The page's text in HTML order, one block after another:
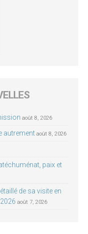
août 8, 2026
autrement août 8, 2026
paix et
de sa visite en
août 7, 2026